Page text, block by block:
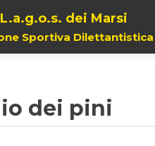
dei Marsi
Sportiva Dilettantistica
dei pini